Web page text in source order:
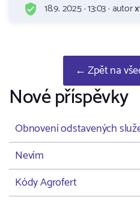
18.9. 2025 · 13:03 · autor
← Zpět na
Nové příspěvky
Obnovení odstavených
Nevím
Kódy Agrofert